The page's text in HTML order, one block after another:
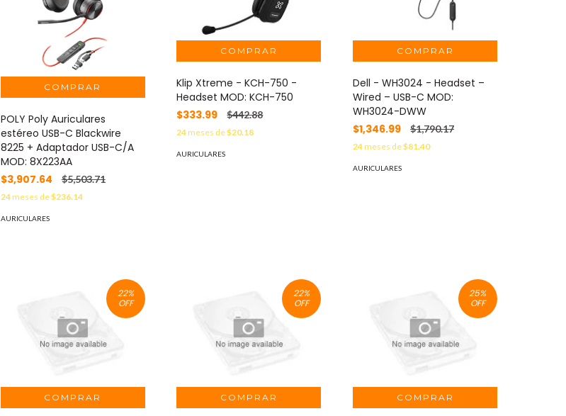
POLY Poly Auriculares
estéreo USB-C Blackwire
8225 + Adaptador USB-C/A
MOD: 8X223AA
$3,907.64
$5,503.71
24meses de$236.14
AURICULARES
Klip Xtreme - KCH-750 -
Headset MOD: KCH-750
$333.99
$442.88
24meses de$20.18
AURICULARES
Dell - WH3024 - Headset –
Wired – USB-C MOD:
WH3024-DWW
$1,346.99
$1,790.17
24meses de$81.40
AURICULARES
22%
OFF
22%
OFF
25%
OFF